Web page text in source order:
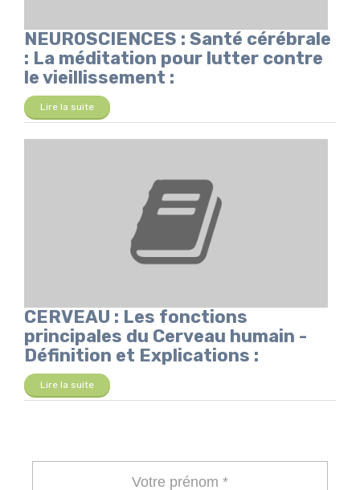
NEUROSCIENCES : Santé cérébrale
: La méditation pour lutter contre
le vieillissement :
Lire la suite
CERVEAU : Les fonctions
principales du Cerveau humain -
Définition et Explications :
Lire la suite